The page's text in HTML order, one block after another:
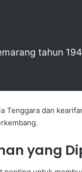
tahun
Tenggara dan
yang